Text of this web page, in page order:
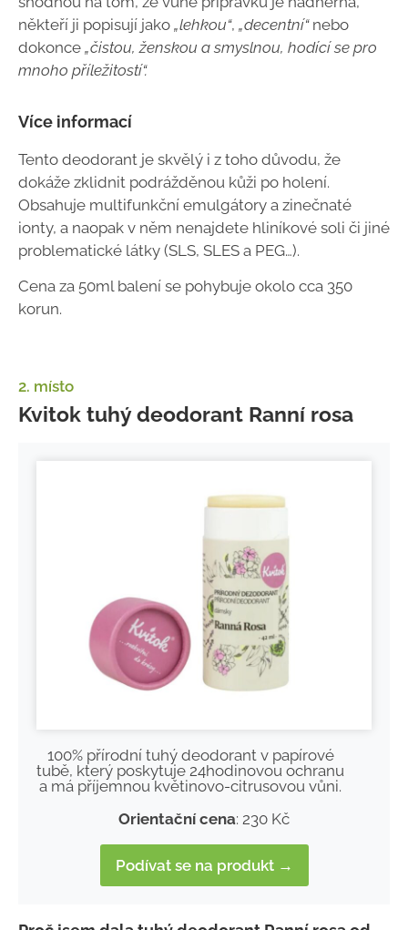
někteří ji popisují jako „lehkou“, „decentní“ nebo
dokonce „čistou, ženskou a smyslnou, hodící se pro
mnoho příležitostí“.
Více informací
Tento deodorant je skvělý i z toho důvodu, že
dokáže zklidnit podrážděnou kůži po holení.
Obsahuje multifunkční emulgátory a zinečnaté
ionty, a naopak v něm nenajdete hliníkové soli či jiné
problematické látky (SLS, SLES a PEG…).
Cena za 50ml balení se pohybuje okolo cca 350
korun.
2. místo
Kvitok tuhý deodorant Ranní rosa
100% přírodní tuhý deodorant v papírové
tubě, který poskytuje 24hodinovou ochranu
a má příjemnou květinovo-citrusovou vůni.
Orientační cena: 230 Kč
Podívat se na produkt →